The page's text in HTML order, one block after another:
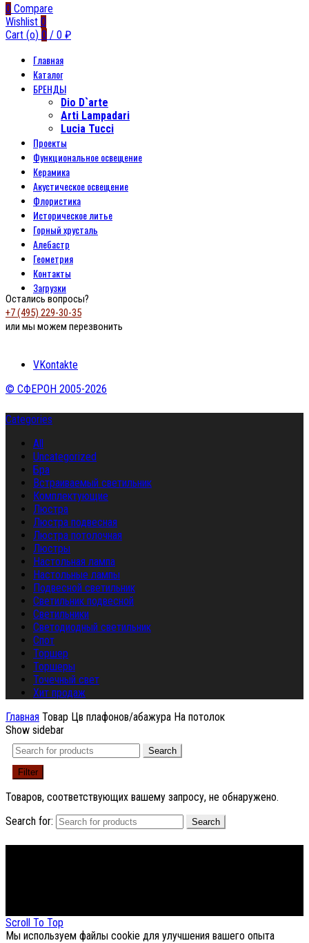
0 Compare
Wishlist 0
Cart (o) 0 / 0 ₽
Главная
Каталог
БРЕНДЫ
Dio D`arte
Arti Lampadari
Lucia Tucci
Проекты
Функциональное освещение
Керамика
Акустическое освещение
Флористика
Историческое литье
Горный хрусталь
Алебастр
Геометрия
Контакты
Загрузки
Остались вопросы?
+7 (495) 229-30-35
или мы можем перезвонить
VKontakte
© СФЕРОН 2005-2026
Categories
All
Uncategorized
Бра
Встраиваемый светильник
Комплектующие
Люстра
Люстра подвесная
Люстра потолочная
Люстры
Настольная лампа
Настольные лампы
Подвесной светильник
Светильник подвесной
Светильники
Светодиодный светильник
Спот
Торшер
Торшеры
Точечный свет
Хит продаж
Главная Товар Цв плафонов/абажура На потолок
Show sidebar
Search
Filter
Товаров, соответствующих вашему запросу, не обнаружено.
Search for:
Search
Scroll To Top
Мы используем файлы cookie для улучшения вашего опыта